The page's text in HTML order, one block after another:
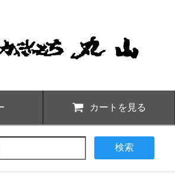
カートを見る
検索